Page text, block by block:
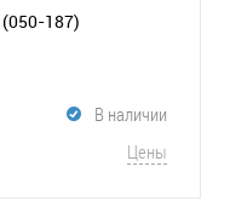
(050-187)
В наличии
Цены